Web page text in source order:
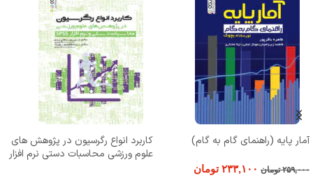
آمار پایه (راهنمای گام به گام)
۲۵۹,۰۰۰ تومان ۲۳۳,۱۰۰ تومان
کاربرد انواع رگرسیون در پژوهش های
علوم ورزشی محاسبات دستی نرم افزار